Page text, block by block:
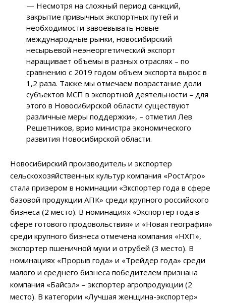
— Несмотря на сложный период санкций,
закрытие привычных экспортных путей и
необходимости завоевывать новые
международные рынки, новосибирский
несырьевой неэнеоргетический экспорт
наращивает объемы в разных отраслях – по
сравнению с 2019 годом объем экспорта вырос в
1,2 раза. Также мы отмечаем возрастание доли
субъектов МСП в экспортной деятельности – для
этого в Новосибирской области существуют
различные меры поддержки», – отметил Лев
Решетников, врио министра экономического
развития Новосибирской области.
Новосибирский производитель и экспортер
сельскохозяйственных культур компания «РостАгро»
стала призером в номинации «Экспортер года в сфере
базовой продукции АПК» среди крупного российского
бизнеса (2 место). В номинациях «Экспортер года в
сфере готового продовольствия» и «Новая география»
среди крупного бизнеса отмечена компания «НХП»,
экспортер пшеничной муки и отрубей (3 место). В
номинациях «Прорыв года» и «Трейдер года» среди
малого и среднего бизнеса победителем признана
компания «Байсэл» – экспортер агропродукции (2
место). В категории «Лучшая женщина-экспортер»